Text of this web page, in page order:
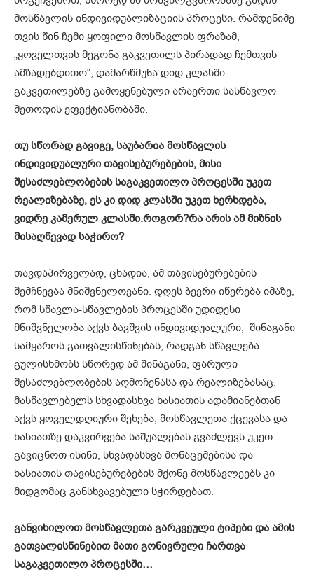
მოსწავლის ინდივიდუალიზაციის პროცესი. რამდენიმე
თვის წინ ჩემი ყოფილი მოსწავლის ფრაზამ,
„ყოველთვის მეგონა გაკვეთილს პირადად ჩემთვის
ამზადებდითო“, დამარწმუნა დიდ კლასში
გაკვეთილებზე გამოყენებული არაერთი სასწავლო
მეთოდის ეფექტიანობაში.
თუ სწორად გავიგე, საუბარია მოსწავლის
ინდივიდუალური თავისებურებების, მისი
შესაძლებლობების საგაკვეთილო პროცესში უკეთ
რეალიზებაზე, ეს კი დიდ კლასში უკეთ ხერხდება,
ვიდრე კამერულ კლასში.როგორ?რა არის ამ მიზნის
მისაღწევად საჭირო?
თავდაპირველად, ცხადია, ამ თავისებურებების
შემჩნევაა მნიშვნელოვანი. დღეს ბევრი იწერება იმაზე,
რომ სწავლა-სწავლების პროცესში უდიდესი
მნიშვნელობა აქვს ბავშვის ინდივიდუალური, შინაგანი
სამყაროს გათვალისწინებას, რადგან სწავლება
გულისხმობს სწორედ ამ შინაგანი, ფარული
შესაძლებლობების აღმოჩენასა და რეალიზებასაც.
მასწავლებელს სხვადასხვა ხასიათის ადამიანებთან
აქვს ყოველდღიური შეხება, მოსწავლეთა ქცევასა და
ხასიათზე დაკვირვება საშუალებას გვაძლევს უკეთ
გავიცნოთ ისინი, სხვადასხვა მონაცემებისა და
ხასიათის თავისებურებების მქონე მოსწავლეებს კი
მიდგომაც განსხვავებული სჭირდებათ.
განვიხილოთმოსწავლეთა გარკვეული ტიპები და ამის
გათვალისწინებით მათი გონივრული ჩართვა
საგაკვეთილო პროცესში…